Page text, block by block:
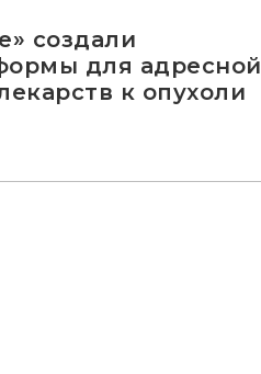
создали
для адресной
к опухоли